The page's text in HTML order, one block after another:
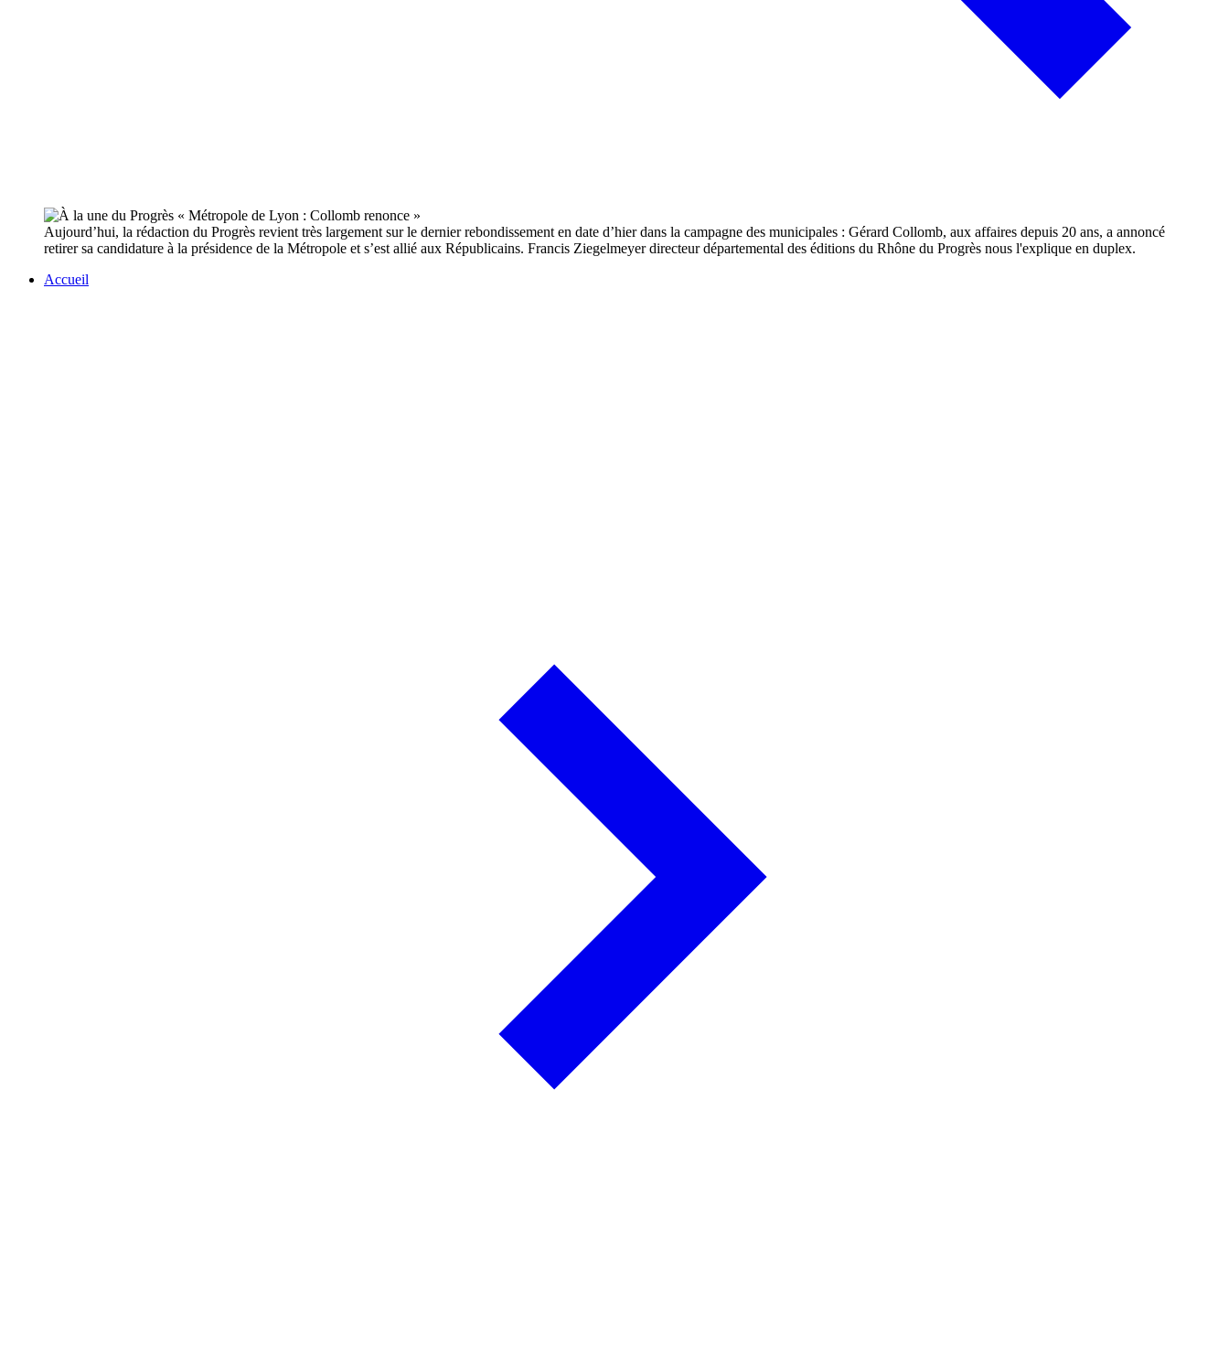
Aujourd’hui, la rédaction du Progrès revient très largement sur le dernier rebondissement en date d’hier dans la campagne des municipales : Gérard Collomb, aux affaires depuis 20 ans, a annoncé
retirer sa candidature à la présidence de la Métropole et s’est allié aux Républicains. Francis Ziegelmeyer directeur départemental des éditions du Rhône du Progrès nous l'explique en duplex.
Accueil